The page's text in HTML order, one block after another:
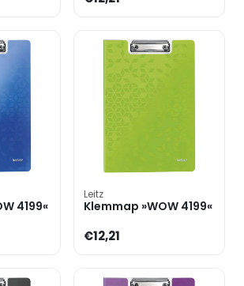
4199«
Leitz
Klemmap »WOW 4199«
€12,21